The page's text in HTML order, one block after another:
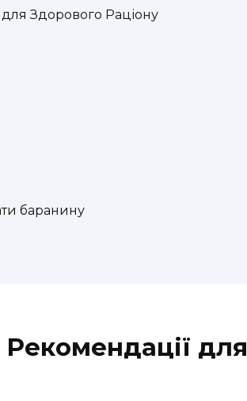
Здорового Раціону
баранину
для